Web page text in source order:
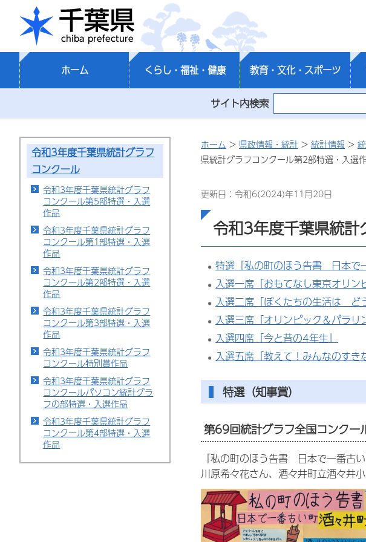
千葉県
ホーム くらし・福祉・健康 教育・文化・スポーツ
サイト内検索
令和3年度千葉県統計グラフ
コンクール
令和3年度千葉県統計グラフ
コンクール第5部特選・入選
作品
令和3年度千葉県統計グラフ
コンクール第1部特選・入選
作品
令和3年度千葉県統計グラフ
コンクール第2部特選・入選
作品
令和3年度千葉県統計グラフ
コンクール第3部特選・入選
作品
令和3年度千葉県統計グラフ
コンクール特別賞作品
令和3年度千葉県統計グラフ
コンクールパソコン統計グラ
フの部特選・入選作品
令和3年度千葉県統計グラフ
コンクール第4部特選・入選
作品
ホーム > 県政情報・統計 > 統計情報 >
県統計グラフコンクール第2部特選・入選
更新日：令和6(2024)年11月20日
令和3年度千葉県統
特選「私の町のほう告書 日本で
入選一席「おもてなし東京オリ
入選二席「ぼくたちの生活は ど
入選三席「オリンピック＆パラ
入選四席「今と昔の4年生」
入選五席「教えて！みんなのす
特選（知事賞）
第69回統計グラフ全国コンクー
「私の町のほう告書 日本で一番古
川原希々花さん、酒々井町立酒々井